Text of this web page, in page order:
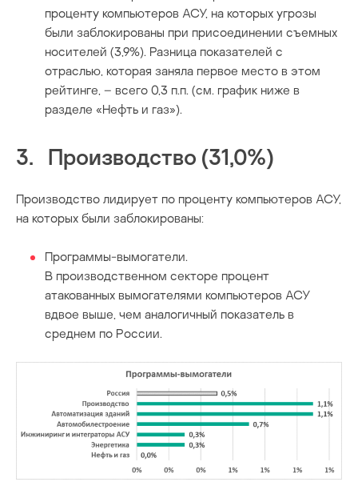
проценту компьютеров АСУ, на которых угрозы
были заблокированы при присоединении съемных
носителей (3,9%). Разница показателей с
отраслью, которая заняла первое место в этом
рейтинге, – всего 0,3 п.п. (см. график ниже в
разделе «Нефть и газ»).
3. Производство (31,0%)
Производство лидирует по проценту компьютеров АСУ,
на которых были заблокированы:
Программы-вымогатели.
В производственном секторе процент
атакованных вымогателями компьютеров АСУ
вдвое выше, чем аналогичный показатель в
среднем по России.